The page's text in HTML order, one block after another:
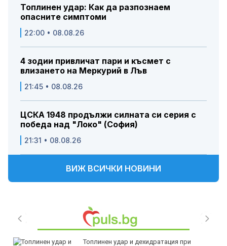
Топлинен удар: Как да разпознаем
опасните симптоми
22:00 • 08.08.26
4 зодии привличат пари и късмет с
влизането на Меркурий в Лъв
21:45 • 08.08.26
ЦСКА 1948 продължи силната си серия с
победа над "Локо" (София)
21:31 • 08.08.26
ВИЖ ВСИЧКИ НОВИНИ
Топлинен удар и дехидратация при